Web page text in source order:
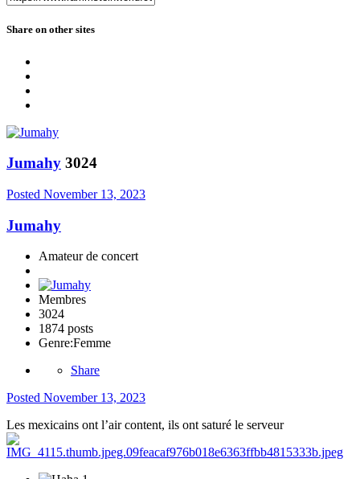
Share on other sites
Jumahy 3024
Posted November 13, 2023
Jumahy
Amateur de concert
Membres
3024
1874 posts
Genre:Femme
Share
Posted November 13, 2023
Les mexicains ont l’air content, ils ont saturé le serveur